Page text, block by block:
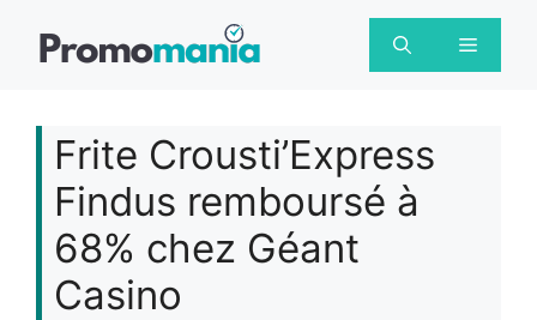
Menu
Frite Crousti’Express
Findus remboursé à
68% chez Géant
Casino